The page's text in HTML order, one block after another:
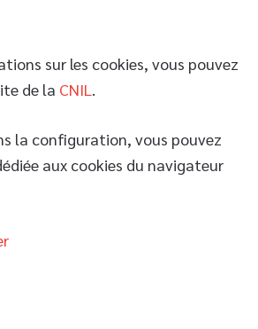
sur les cookies, vous pouvez
de la CNIL.
la configuration, vous pouvez
aux cookies du navigateur